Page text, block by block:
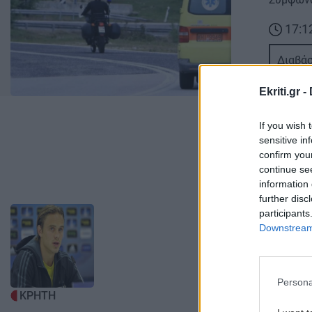
Ekriti.gr -
If you wish
sensitive
confirm
continue
information
further
Image
ΚΡΗΤΗ